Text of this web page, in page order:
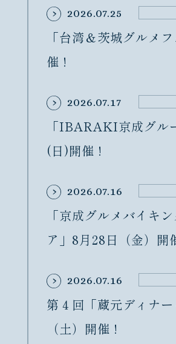
2026.07.25
「台湾＆茨城グルメ
催 !
2026.07.17
「IBARAKI京成グル
(日)開催 !
2026.07.16
「京成グルメバイキ
ア」8月28日（金）開
2026.07.16
第４回「蔵元ディナ
（土）開催 !